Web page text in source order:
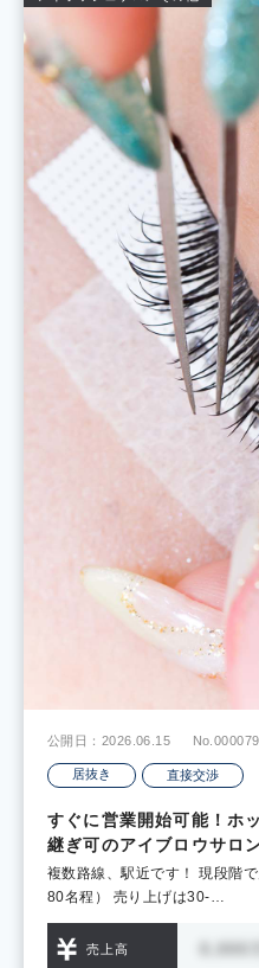
公開日：2026.06.15
居抜き 直接交渉
すぐに営業開始可能！ホ
継ぎ可のアイブロウサロ
複数路線、駅近です！ 現段階
80名程） 売り上げは30-…
売上高